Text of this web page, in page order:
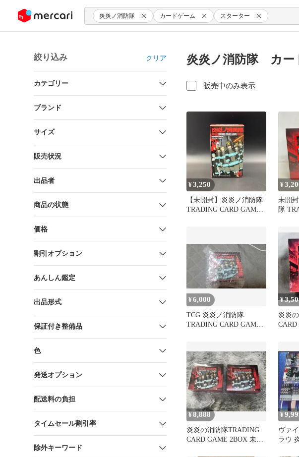
ツにスキップ 炎炎ノ消防隊 カードゲーム スターター
絞り込み クリア
カテゴリー
ブランド
サイズ
販売状況
出品者
商品の状態
価格
割引オプション
あんしん鑑定
出品形式
保証付き整備品
色
発送オプション
配送料の負担
タイムセール割引率
除外キーワード
炎炎ノ消防隊 カー
販売中のみ表示
¥3,250
【未開封】炎炎ノ消防隊
TRADING CARD GAME
¥
未開
隊
¥6,000
TCG 炎炎ノ消防隊
TRADING CARD GAME
¥
炎炎
CARD
¥8,888
炎炎の消防隊TRADING
CARD GAME 2BOX 未開
¥
ヴァ
ラウ